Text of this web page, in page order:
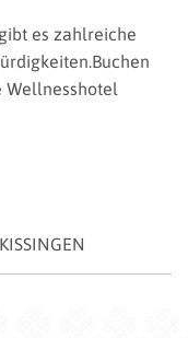
es zahlreiche
Wellnesshotel